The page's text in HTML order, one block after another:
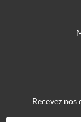
Recevez